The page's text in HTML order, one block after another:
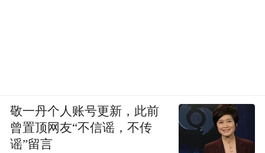
敬一丹个人账号更新，此前
曾置顶网友“不信谣，不传
谣”留言